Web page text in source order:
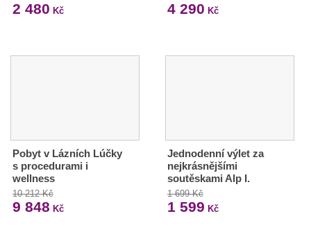
2 480 Kč 4 290 Kč
Pobyt v Lázních Lúčky
s procedurami i
wellness
10 212 Kč
9 848 Kč
Jednodenní výlet za
nejkrásnějšími
soutěskami Alp I.
1 699 Kč
1 599 Kč